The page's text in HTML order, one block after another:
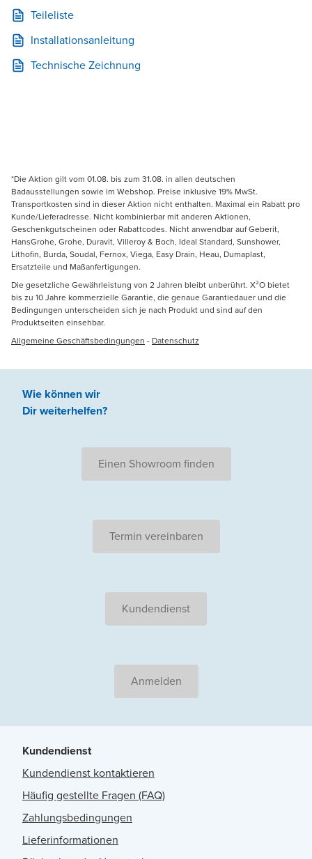
Teileliste
Installationsanleitung
Technische Zeichnung
*Die Aktion gilt vom 01.08. bis zum 31.08. in allen deutschen
Badausstellungen sowie im Webshop. Preise inklusive 19% MwSt.
Transportkosten sind in dieser Aktion nicht enthalten. Maximal ein Rabatt pro
Kunde/Lieferadresse. Nicht kombinierbar mit anderen Aktionen,
Geschenkgutscheinen oder Rabattcodes. Nicht anwendbar auf Geberit,
HansGrohe, Grohe, Duravit, Villeroy & Boch, Ideal Standard, Sunshower,
Lithofin, Burda, Soudal, Fernox, Viega, Easy Drain, Heau, Dumaplast,
Ersatzteile und Maßanfertigungen.
Die gesetzliche Gewährleistung von 2 Jahren bleibt unberührt. X²O bietet
bis zu 10 Jahre kommerzielle Garantie, die genaue Garantiedauer und die
Bedingungen unterscheiden sich je nach Produkt und sind auf den
Produktseiten einsehbar.
Allgemeine Geschäftsbedingungen - Datenschutz
Wie können wir
Dir weiterhelfen?
Einen Showroom finden
Termin vereinbaren
Kundendienst
Anmelden
Kundendienst
Kundendienst kontaktieren
Häufig gestellte Fragen (FAQ)
Zahlungsbedingungen
Lieferinformationen